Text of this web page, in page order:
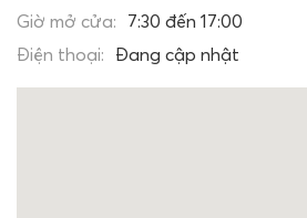
Giờ mở cửa: 7:30 đến 17:00
Điện thoại: Đang cập nhật